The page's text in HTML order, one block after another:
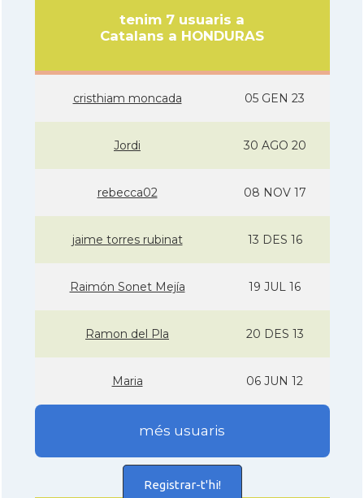
tenim 7 usuaris a
Catalans a HONDURAS
cristhiam moncada 05 GEN 23
Jordi 30 AGO 20
rebecca02 08 NOV 17
jaime torres rubinat 13 DES 16
Raimón Sonet Mejí­a 19 JUL 16
Ramon del Pla 20 DES 13
Maria 06 JUN 12
més usuaris
Registrar-t'hi!